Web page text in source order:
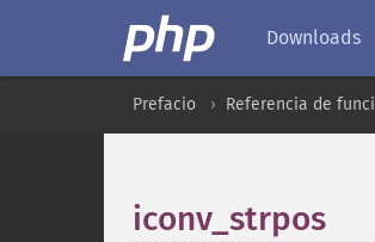
Downloads
Prefacio Referencia de
iconv_strpos